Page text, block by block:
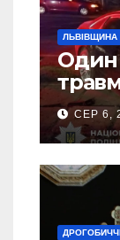
ЛЬВІВЩИНА
Один
ДТП
СЕР 6,